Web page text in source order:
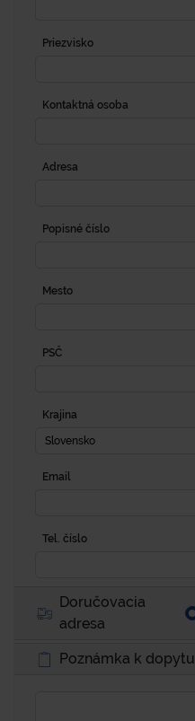
Priezvisko
Kontaktná osoba
Adresa
Popisné číslo
Mesto
PSČ
Krajina
Slovensko
Email
Tel. číslo
Doručovacia
adresa
Poznámka k dopytu